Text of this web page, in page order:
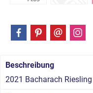
Beschreibung
2021 Bacharach